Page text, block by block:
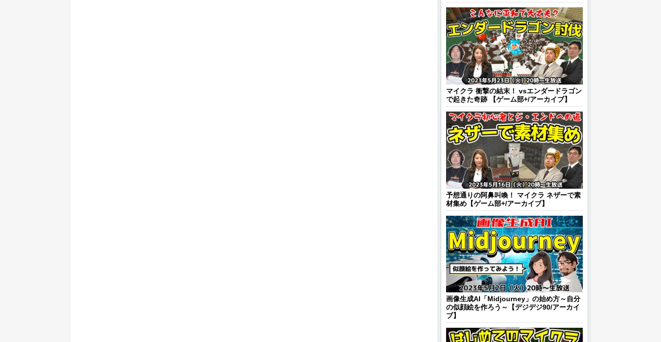
マイクラ 衝撃の結末！ vsエンダードラゴン
で起きた奇跡 【ゲーム部+/アーカイブ】
予想通りの阿鼻叫喚！ マイクラ ネザーで素
材集め【ゲーム部+/アーカイブ】
画像生成AI「Midjourney」の始め方～自分
の似顔絵を作ろう～【デジデジ90/アーカイ
ブ】